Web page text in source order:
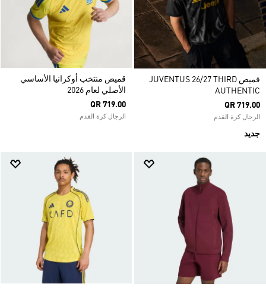
قميص JUVENTUS 26/27 THIRD
AUTHENTIC
QR 719.00
الرجال كرة القدم
جديد
قميص منتخب أوكرانيا الأساسي
الأصلي لعام 2026
QR 719.00
الرجال كرة القدم